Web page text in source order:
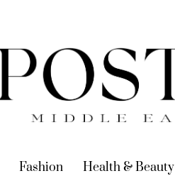
(current)
Fashion (current)
Health & Beauty